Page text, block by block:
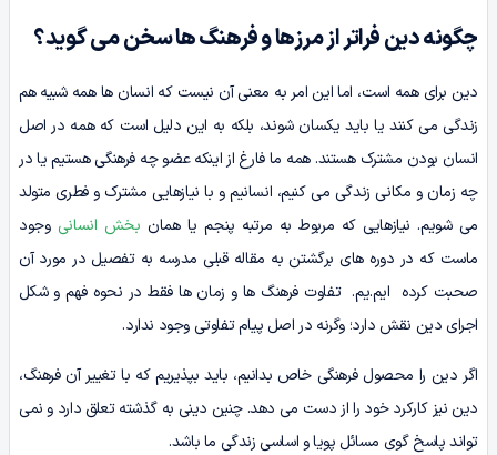
چگونه دین فراتر از مرزها و فرهنگ ها سخن می گوید؟
دین برای همه است، اما این امر به معنی آن نیست که انسان ها همه شبیه هم
زندگی می کنند یا باید یکسان شوند، بلکه به این دلیل است که همه در اصل
انسان بودن مشترک هستند. همه ما فارغ از اینکه عضو چه فرهنگی هستیم یا در
چه زمان و مکانی زندگی می کنیم، انسانیم و با نیازهایی مشترک و فطری متولد
می شویم. نیازهایی که مربوط به مرتبه پنجم یا همان بخش انسانی وجود
ماست که در دوره های برگشتن به مقاله قبلی مدرسه به تفصیل در مورد آن
صحبت کرده ایم.یم. ‌ تفاوت فرهنگ ها و زمان ها فقط در نحوه فهم و شکل
اجرای دین نقش دارد؛ وگرنه در اصل پیام تفاوتی وجود ندارد.
اگر دین را محصول فرهنگی خاص بدانیم، باید بپذیریم که با تغییر آن فرهنگ،
دین نیز کارکرد خود را از دست می دهد. چنین دینی به گذشته تعلق دارد و نمی
تواند پاسخ گوی مسائل پویا و اساسی زندگی ما باشد.